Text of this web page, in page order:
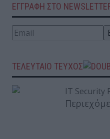
ΕΓΓΡΑΦΗ ΣΤΟ
ΤΕΛΕΥΤΑΙΟ ΤΕΥΧΟΣ